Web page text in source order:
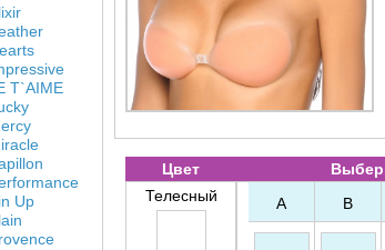
T`AIME
Up
Цвет
Телесный
A B